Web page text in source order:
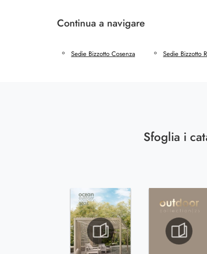
Continua a navigare
Sedie Bizzotto Cosenza Sedie Bizzotto
Sfoglia i